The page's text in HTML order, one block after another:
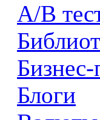
А/В
Блоги